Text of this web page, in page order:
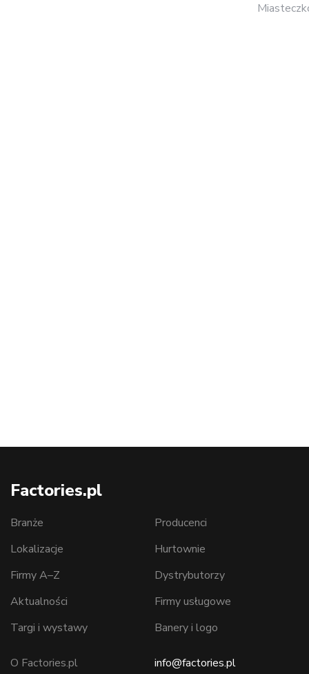
Factories.pl
Branże
Lokalizacje
Firmy A–Z
Aktualności
Targi i wystawy
Producenci
Hurtownie
Dystrybutorzy
Firmy usługowe
Banery i logo
O Factories.pl info@factories.pl